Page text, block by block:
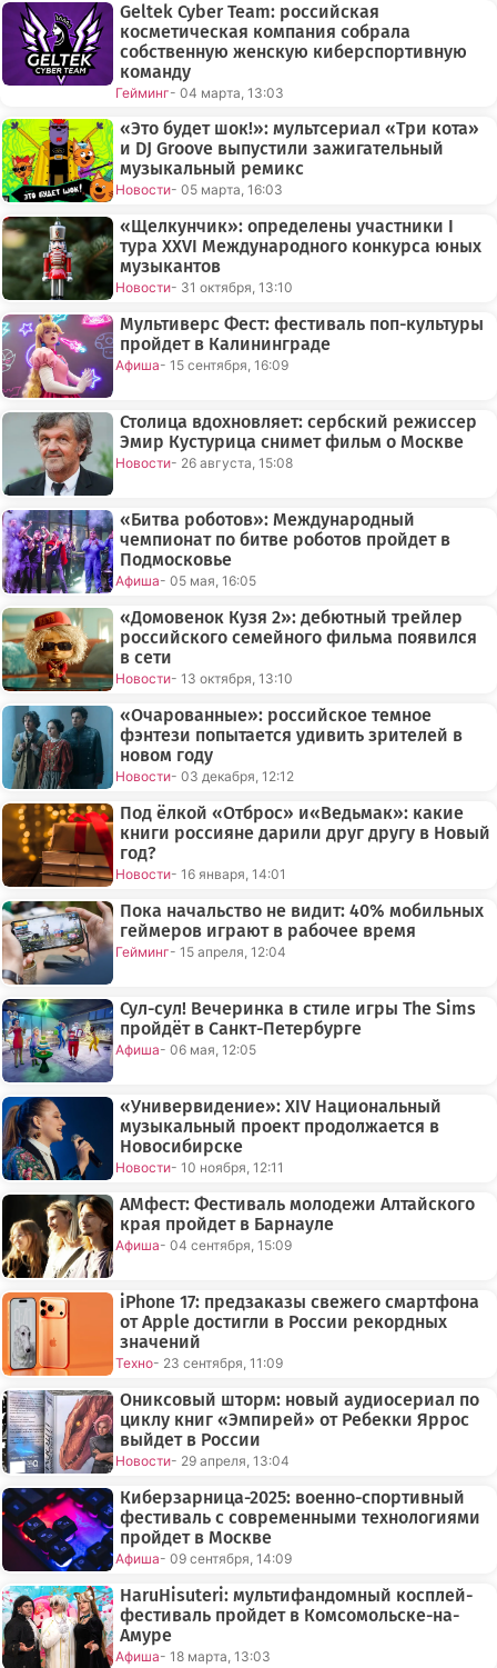
Geltek Cyber Team: российская
косметическая компания собрала
собственную женскую киберспортивную
команду
Гейминг- 04 марта, 13:03
«Это будет шок!»: мультсериал «Три кота»
и DJ Groove выпустили зажигательный
музыкальный ремикс
Новости- 05 марта, 16:03
«Щелкунчик»: определены участники I
тура XXVI Международного конкурса юных
музыкантов
Новости- 31 октября, 13:10
Мультиверс Фест: фестиваль поп-культуры
пройдет в Калининграде
Афиша- 15 сентября, 16:09
Столица вдохновляет: сербский режиссер
Эмир Кустурица снимет фильм о Москве
Новости- 26 августа, 15:08
«Битва роботов»: Международный
чемпионат по битве роботов пройдет в
Подмосковье
Афиша- 05 мая, 16:05
«Домовенок Кузя 2»: дебютный трейлер
российского семейного фильма появился
в сети
Новости- 13 октября, 13:10
«Очарованные»: российское темное
фэнтези попытается удивить зрителей в
новом году
Новости- 03 декабря, 12:12
Под ёлкой «Отброс» и«Ведьмак»: какие
книги россияне дарили друг другу в Новый
год?
Новости- 16 января, 14:01
Пока начальство не видит: 40% мобильных
геймеров играют в рабочее время
Гейминг- 15 апреля, 12:04
Сул-сул! Вечеринка в стиле игры The Sims
пройдёт в Санкт-Петербурге
Афиша- 06 мая, 12:05
«Универвидение»: XIV Национальный
музыкальный проект продолжается в
Новосибирске
Новости- 10 ноября, 12:11
АМфест: Фестиваль молодежи Алтайского
края пройдет в Барнауле
Афиша- 04 сентября, 15:09
iPhone 17: предзаказы свежего смартфона
от Apple достигли в России рекордных
значений
Техно- 23 сентября, 11:09
Ониксовый шторм: новый аудиосериал по
циклу книг «Эмпирей» от Ребекки Яррос
выйдет в России
Новости- 29 апреля, 13:04
Киберзарница-2025: военно-спортивный
фестиваль с современными технологиями
пройдет в Москве
Афиша- 09 сентября, 14:09
HaruHisuteri: мультифандомный косплей-
фестиваль пройдет в Комсомольске-на-
Амуре
Афиша- 18 марта, 13:03